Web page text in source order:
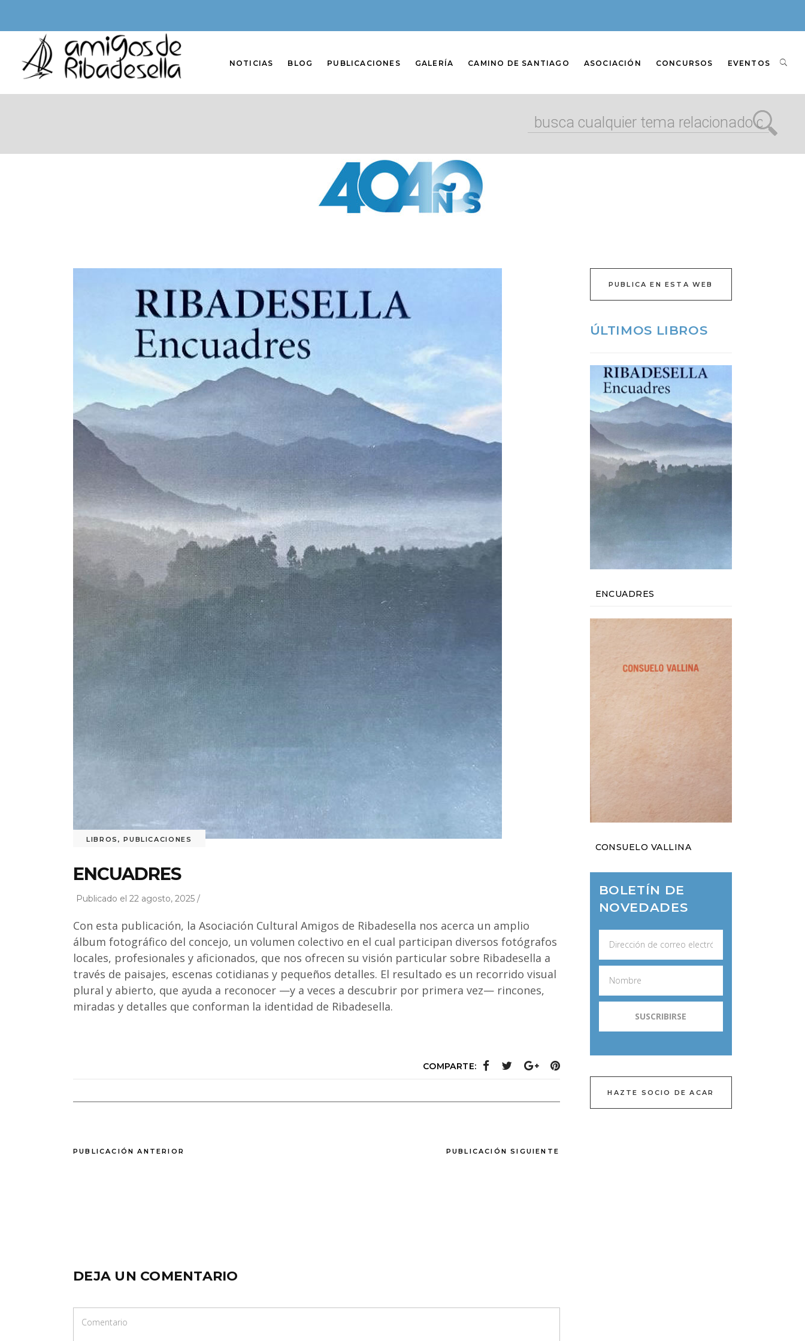
NOTICIAS BLOG PUBLICACIONES GALERÍA CAMINO DE SANTIAGO ASOCIACIÓN CONCURSOS EVENTOS
LIBROS ,PUBLICACIONES
ENCUADRES
Publicado el 22 agosto, 2025 /
Con esta publicación, la Asociación Cultural Amigos de Ribadesella nos acerca un amplio
álbum fotográfico del concejo, un volumen colectivo en el cual participan diversos fotógrafos
locales, profesionales y aficionados, que nos ofrecen su visión particular sobre Ribadesella a
través de paisajes, escenas cotidianas y pequeños detalles. El resultado es un recorrido visual
plural y abierto, que ayuda a reconocer —y a veces a descubrir por primera vez— rincones,
miradas y detalles que conforman la identidad de Ribadesella.
COMPARTE:
PUBLICACIÓN ANTERIOR PUBLICACIÓN SIGUIENTE
DEJA UN COMENTARIO
PUBLICA EN ESTA WEB
ÚLTIMOS LIBROS
ENCUADRES
CONSUELO VALLINA
BOLETÍN DE
NOVEDADES
HAZTE SOCIO DE ACAR